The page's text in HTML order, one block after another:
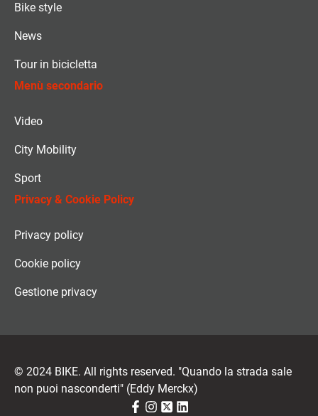
Bike style
News
Tour in bicicletta
Menù secondario
Video
City Mobility
Sport
Privacy & Cookie Policy
Privacy policy
Cookie policy
Gestione privacy
© 2024 BIKE. All rights reserved. "Quando la strada sale
non puoi nasconderti" (Eddy Merckx)